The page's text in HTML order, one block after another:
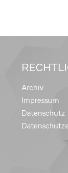
Archiv
Impressum
Datenschutz